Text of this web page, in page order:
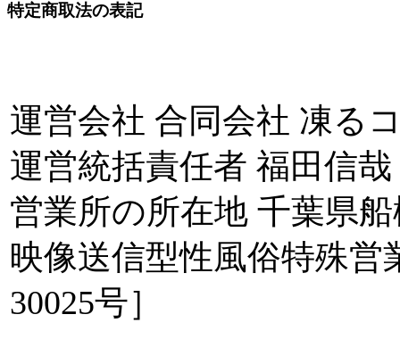
特定商取法の表記
運営会社 合同会社 凍る
運営統括責任者 福田信哉
営業所の所在地 千葉県
映像送信型性風俗特殊営
30025号］